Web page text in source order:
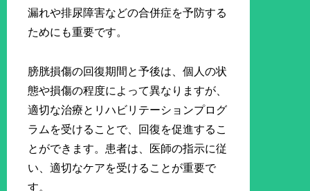
漏れや排尿障害などの合併症を予防する
ためにも重要です。
膀胱損傷の回復期間と予後は、個人の状
態や損傷の程度によって異なりますが、
適切な治療とリハビリテーションプログ
ラムを受けることで、回復を促進するこ
とができます。患者は、医師の指示に従
い、適切なケアを受けることが重要で
す。